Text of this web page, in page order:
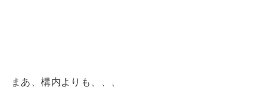
まあ、構内よりも、、、